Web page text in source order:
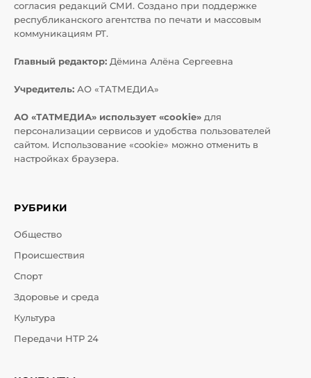
согласия редакций СМИ. Создано при поддержке
республиканского агентства по печати и массовым
коммуникациям РТ.
Главный редактор: Дёмина Алёна Сергеевна
Учредитель: АО «ТАТМЕДИА»
АО «ТАТМЕДИА» использует «cookie» для
персонализации сервисов и удобства пользователей
сайтом. Использование «cookie» можно отменить в
настройках браузера.
РУБРИКИ
Общество
Происшествия
Спорт
Здоровье и среда
Культура
Передачи НТР 24